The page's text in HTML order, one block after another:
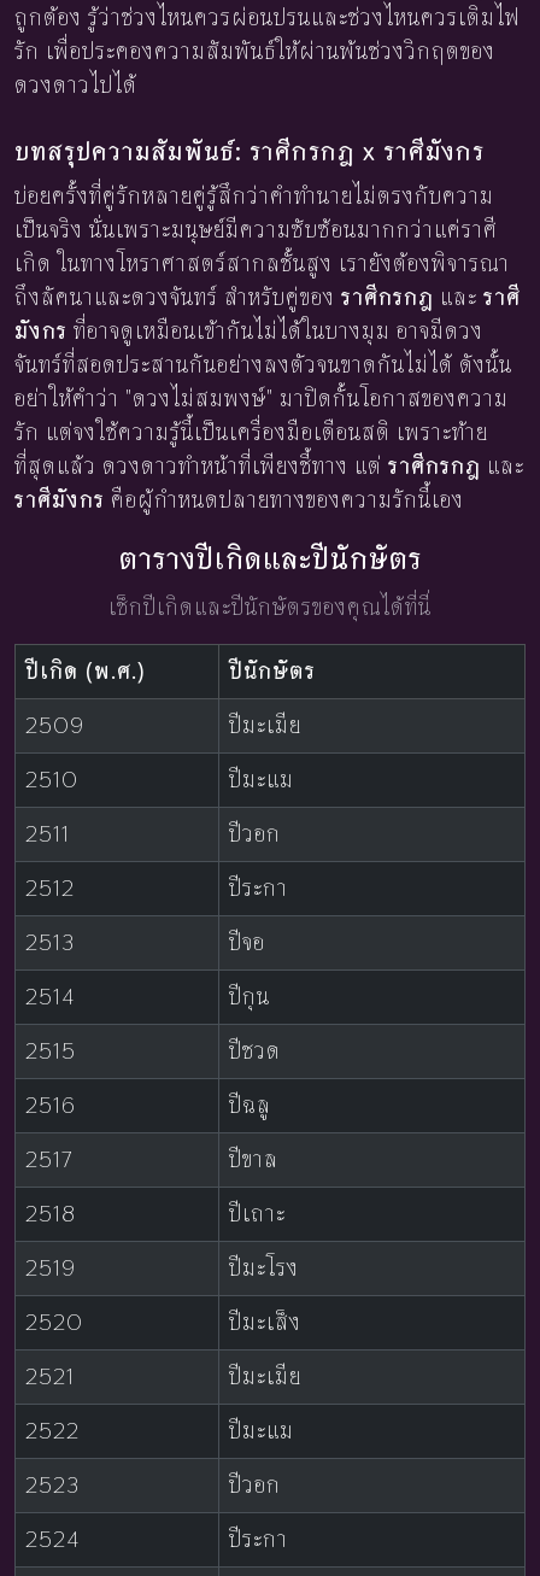
ถูกต้อง รู้ว่าช่วงไหนควรผ่อนปรนและช่วงไหนควรเติมไฟ
รัก เพื่อประคองความสัมพันธ์ให้ผ่านพ้นช่วงวิกฤตของ
ดวงดาวไปได้
บทสรุปความสัมพันธ์: ราศีกรกฎ x ราศีมังกร
บ่อยครั้งที่คู่รักหลายคู่รู้สึกว่าคำทำนายไม่ตรงกับความ
เป็นจริง นั่นเพราะมนุษย์มีความซับซ้อนมากกว่าแค่ราศี
เกิด ในทางโหราศาสตร์สากลชั้นสูง เรายังต้องพิจารณา
ถึงลัคนาและดวงจันทร์ สำหรับคู่ของ ราศีกรกฎ และ ราศี
มังกร ที่อาจดูเหมือนเข้ากันไม่ได้ในบางมุม อาจมีดวง
จันทร์ที่สอดประสานกันอย่างลงตัวจนขาดกันไม่ได้ ดังนั้น
อย่าให้คำว่า "ดวงไม่สมพงษ์" มาปิดกั้นโอกาสของความ
รัก แต่จงใช้ความรู้นี้เป็นเครื่องมือเตือนสติ เพราะท้าย
ที่สุดแล้ว ดวงดาวทำหน้าที่เพียงชี้ทาง แต่ ราศีกรกฎ และ
ราศีมังกร คือผู้กำหนดปลายทางของความรักนี้เอง
ตารางปีเกิดและปีนักษัตร
เช็กปีเกิดและปีนักษัตรของคุณได้ที่นี่
ปีเกิด (พ.ศ.)
ปีนักษัตร
2509
ปีมะเมีย
2510
ปีมะแม
2511
ปีวอก
2512
ปีระกา
2513
ปีจอ
2514
ปีกุน
2515
ปีชวด
2516
ปีฉลู
2517
ปีขาล
2518
ปีเถาะ
2519
ปีมะโรง
2520
ปีมะเส็ง
2521
ปีมะเมีย
2522
ปีมะแม
2523
ปีวอก
2524
ปีระกา